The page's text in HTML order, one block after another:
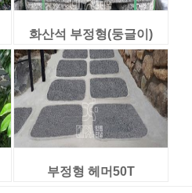
화산석 부정형(둥글이)
부정형 헤머50T